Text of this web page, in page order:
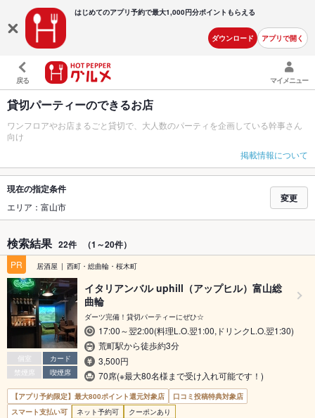
はじめてのアプリ予約で最大1,000円分ポイントもらえる
ダウンロード アプリで開く
戻る マイメニュー
貸切パーティーのできるお店
ワンフロアやお店まるごと貸切で、大人数のパーティを企画している幹事さん
向け
掲載情報について
現在の指定条件
エリア：富山市
変更
検索結果 22件 （1～20件）
PR 居酒屋 西町・総曲輪・桜木町
個室
カード
禁煙席
喫煙席
イタリアンバル uphill（アップヒル）富山総
曲輪
ダーツ完備！貸切パーティーにぜひ☆
17:00～翌2:00(料理L.O.翌1:00,ドリンクL.O.翌1:30)
荒町駅から徒歩約3分
3,500円
70席(※最大80名様まで受け入れ可能です！)
【アプリ予約限定】最大800ポイント還元対象店
口コミ投稿特典対象店
スマート支払い可
ネット予約可 クーポンあり